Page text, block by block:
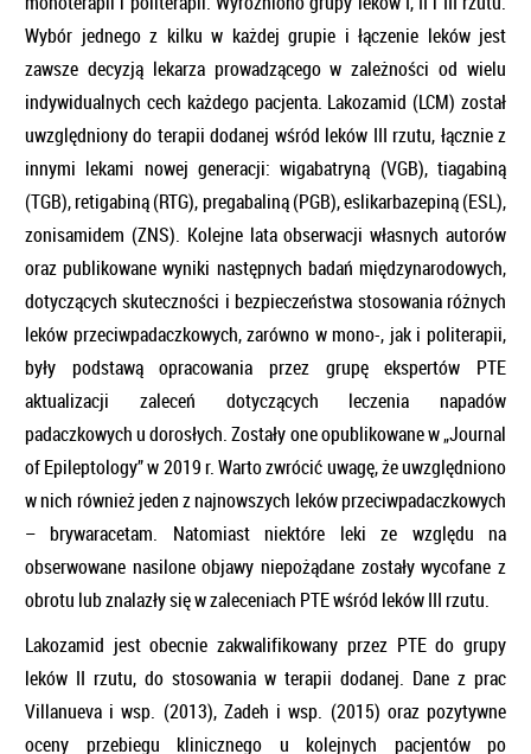
Wybór jednego z kilku w każdej grupie i łączenie leków jest
zawsze decyzją lekarza prowadzącego w zależności od wielu
indywidualnych cech każdego pacjenta. Lakozamid (LCM) został
uwzględniony do terapii dodanej wśród leków III rzutu, łącznie z
innymi lekami nowej generacji: wigabatryną (VGB), tiagabiną
(TGB), retigabiną (RTG), pregabaliną (PGB), eslikarbazepiną (ESL),
zonisamidem (ZNS). Kolejne lata obserwacji własnych autorów
oraz publikowane wyniki następnych badań międzynarodowych,
dotyczących skuteczności i bezpieczeństwa stosowania różnych
leków przeciwpadaczkowych, zarówno w mono-, jak i politerapii,
były podstawą opracowania przez grupę ekspertów PTE
aktualizacji zaleceń dotyczących leczenia napadów
padaczkowych u dorosłych. Zostały one opublikowane w „Journal
of Epileptology” w 2019 r. Warto zwrócić uwagę, że uwzględniono
w nich również jeden z najnowszych leków przeciwpadaczkowych
– brywaracetam. Natomiast niektóre leki ze względu na
obserwowane nasilone objawy niepożądane zostały wycofane z
obrotu lub znalazły się w zaleceniach PTE wśród leków III rzutu.
Lakozamid jest obecnie zakwalifikowany przez PTE do grupy
leków II rzutu, do stosowania w terapii dodanej. Dane z prac
Villanueva i wsp. (2013), Zadeh i wsp. (2015) oraz pozytywne
oceny przebiegu klinicznego u kolejnych pacjentów po